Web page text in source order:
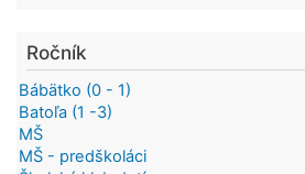
Ročník
Bábätko (0 - 1)
Batoľa (1 -3)
MŠ
MŠ - predškoláci